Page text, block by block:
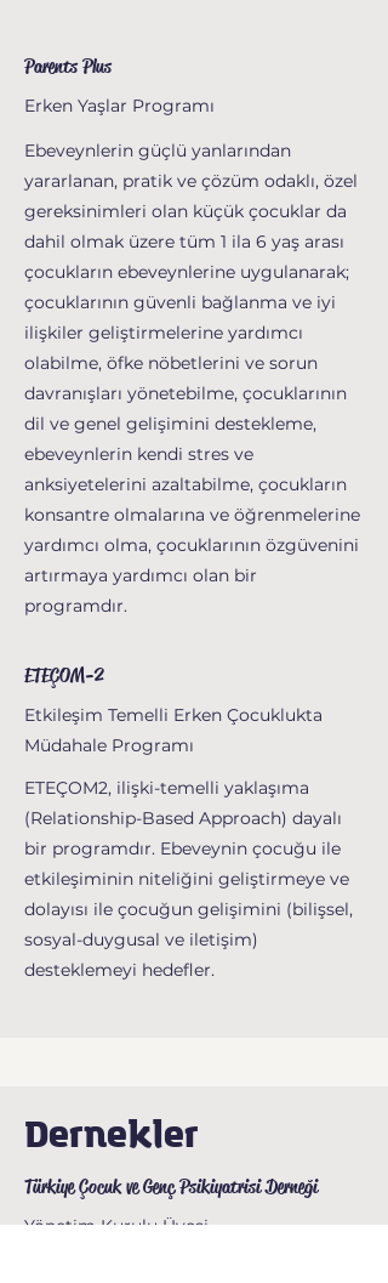
Parents Plus
Erken Yaşlar Programı
Ebeveynlerin güçlü yanlarından
yararlanan, pratik ve çözüm odaklı, özel
gereksinimleri olan küçük çocuklar da
dahil olmak üzere tüm 1 ila 6 yaş arası
çocukların ebeveynlerine uygulanarak;
çocuklarının güvenli bağlanma ve iyi
ilişkiler geliştirmelerine yardımcı
olabilme, öfke nöbetlerini ve sorun
davranışları yönetebilme, çocuklarının
dil ve genel gelişimini destekleme,
ebeveynlerin kendi stres ve
anksiyetelerini azaltabilme, çocukların
konsantre olmalarına ve öğrenmelerine
yardımcı olma, çocuklarının özgüvenini
artırmaya yardımcı olan bir
programdır.
ETEÇOM-2
Etkileşim Temelli Erken Çocuklukta
Müdahale Programı
ETEÇOM2, ilişki-temelli yaklaşıma
(Relationship-Based Approach) dayalı
bir programdır. Ebeveynin çocuğu ile
etkileşiminin niteliğini geliştirmeye ve
dolayısı ile çocuğun gelişimini (bilişsel,
sosyal-duygusal ve iletişim)
desteklemeyi hedefler.
Dernekler
Türkiye Çocuk ve Genç Psikiyatrisi Derneği
Yönetim Kurulu Üyesi